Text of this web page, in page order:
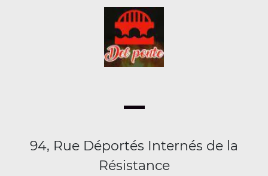
94, Rue Déportés Internés de la
Résistance